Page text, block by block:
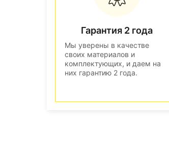
Гарантия 2 года
Мы уверены в качестве
своих материалов и
комплектующих, и даем на
них гарантию 2 года.